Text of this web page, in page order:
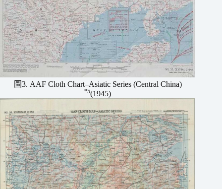
圖3. AAF Cloth Chart–Asiatic Series (Central China)
*5(1945)